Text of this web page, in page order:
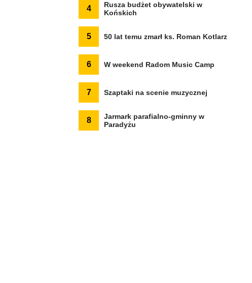
4
Rusza budżet obywatelski w
Końskich
5 50 lat temu zmarł ks. Roman Kotlarz
6 W weekend Radom Music Camp
7 Szaptaki na scenie muzycznej
8
Jarmark parafialno-gminny w
Paradyżu